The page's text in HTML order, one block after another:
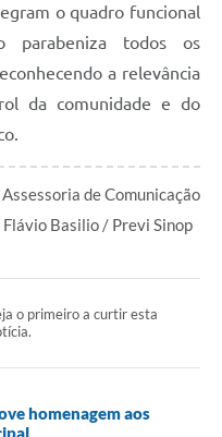
o quadro funcional
parabeniza todos os
a relevância
da comunidade e do
Assessoria de Comunicação
Flávio Basilio / Previ Sinop
o primeiro a curtir esta
homenagem aos